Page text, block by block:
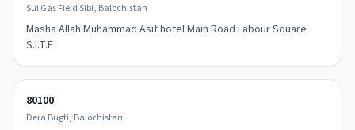
Sui Gas Field Sibi, Balochistan
Masha Allah Muhammad Asif hotel Main Road Labour Square
S.I.T.E
80100
Dera Bugti, Balochistan